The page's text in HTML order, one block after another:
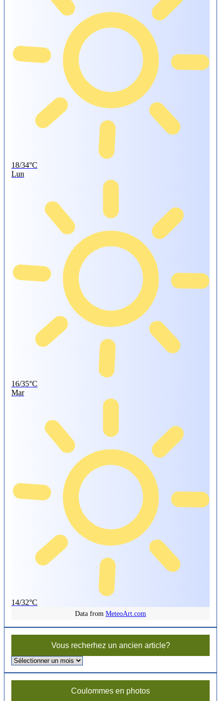
18/34°C
Lun
16/35°C
Mar
14/32°C
Data from MeteoArt.com
Vous recherhez un ancien article?
Vous
Coulommes en photos